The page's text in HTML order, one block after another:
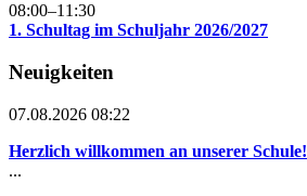
08:00–11:30
1. Schultag im Schuljahr 2026/2027
Neuigkeiten
07.08.2026 08:22
Herzlich willkommen an unserer Schule!
...